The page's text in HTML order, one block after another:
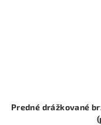
Predné drážkované